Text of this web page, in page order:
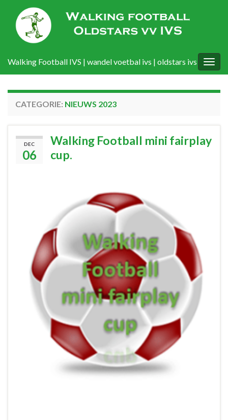
Walking Football IVS | wandel voetbal ivs | oldstars ivs
CATEGORIE: NIEUWS 2023
DEC
06
Walking Football mini fairplay
cup.